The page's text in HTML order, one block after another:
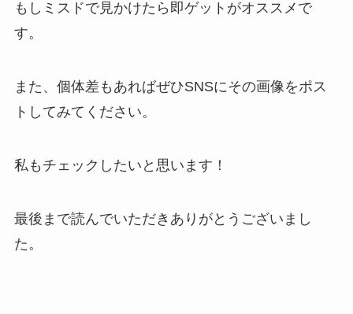
もしミスドで見かけたら即ゲットがオススメで
す。
また、個体差もあればぜひSNSにその画像をポス
トしてみてください。
私もチェックしたいと思います！
最後まで読んでいただきありがとうございまし
た。